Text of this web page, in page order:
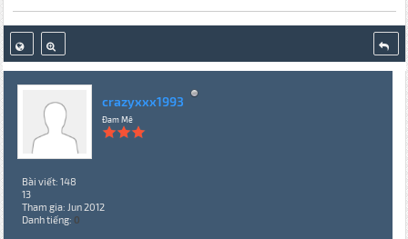
crazyxxx1993
Đam Mê
Bài viết: 148
13
Tham gia: Jun 2012
Danh tiếng: 0